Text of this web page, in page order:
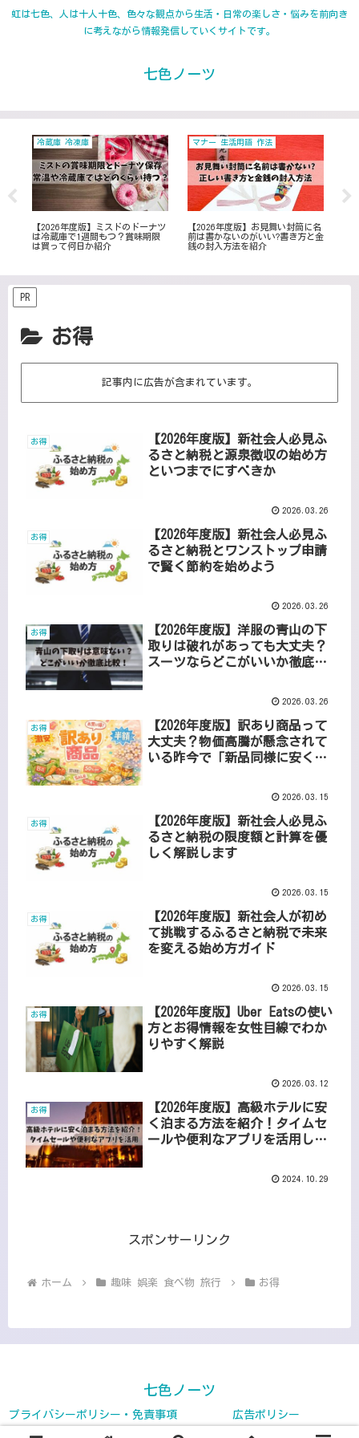
虹は七色、人は十人十色、色々な観点から生活・日常の楽しさ・悩みを前向き
に考えながら情報発信していくサイトです。
七色ノーツ
冷蔵庫 冷凍庫
【2026年度版】ミスドのドーナツ
は冷蔵庫で1週間もつ？賞味期限
は買って何日か紹介
マナー 生活用語 作法
【2026年度版】お見舞い封筒に名
前は書かないのがいい?書き方と金
銭の封入方法を紹介
PR
お得
記事内に広告が含まれています。
お得
【2026年度版】新社会人必見ふ
るさと納税と源泉徴収の始め方
といつまでにすべきか
2026.03.26
お得
【2026年度版】新社会人必見ふ
るさと納税とワンストップ申請
で賢く節約を始めよう
2026.03.26
お得
【2026年度版】洋服の青山の下
取りは破れがあっても大丈夫？
スーツならどこがいいか徹底比
2026.03.26
お得
【2026年度版】訳あり商品って
大丈夫？物価高騰が懸念されて
いる昨今で「新品同様に安く買
2026.03.15
お得
【2026年度版】新社会人必見ふ
るさと納税の限度額と計算を優
しく解説します
2026.03.15
お得
【2026年度版】新社会人が初め
て挑戦するふるさと納税で未来
を変える始め方ガイド
2026.03.15
お得
【2026年度版】Uber Eatsの使い
方とお得情報を女性目線でわか
りやすく解説
2026.03.12
お得
【2026年度版】高級ホテルに安
く泊まる方法を紹介！タイムセ
ールや便利なアプリを活用しよ
2024.10.29
スポンサーリンク
ホーム 趣味 娯楽 食べ物 旅行 お得
七色ノーツ
プライバシーポリシー・免責事項 広告ポリシー